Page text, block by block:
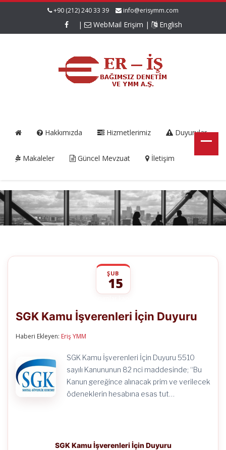
+90 (212) 240 33 39 info@erisymm.com
| WebMail Erişim | English
Hakkımızda Hizmetlerimiz Duyurular
Makaleler Güncel Mevzuat İletişim
ŞUB
15
İşverenleri
İçin
SGK Kamu İşverenleri İçin Duyuru
Haberi Ekleyen: Eriş YMM
SGK Kamu İşverenleri İçin Duyuru 5510
sayılı Kanununun 82 nci maddesinde; “Bu
Kanun gereğince alınacak prim ve verilecek
ödeneklerin hesabına esas tut…
SGK Kamu İşverenleri İçin Duyuru